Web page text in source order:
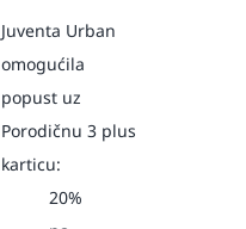
Juventa Urban
omogućila
popust uz
Porodičnu 3 plus
karticu:
20%